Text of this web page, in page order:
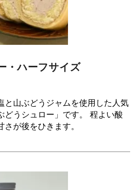
・ハーフサイズ
と山ぶどうジャムを使用した人気
どうシュロー」です。 程よい酸
が後をひきます。